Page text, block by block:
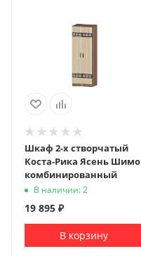
Шкаф 2-х створчатый
Коста-Рика Ясень Шимо
комбинированный
В наличии: 2
19 895 ₽
В корзину